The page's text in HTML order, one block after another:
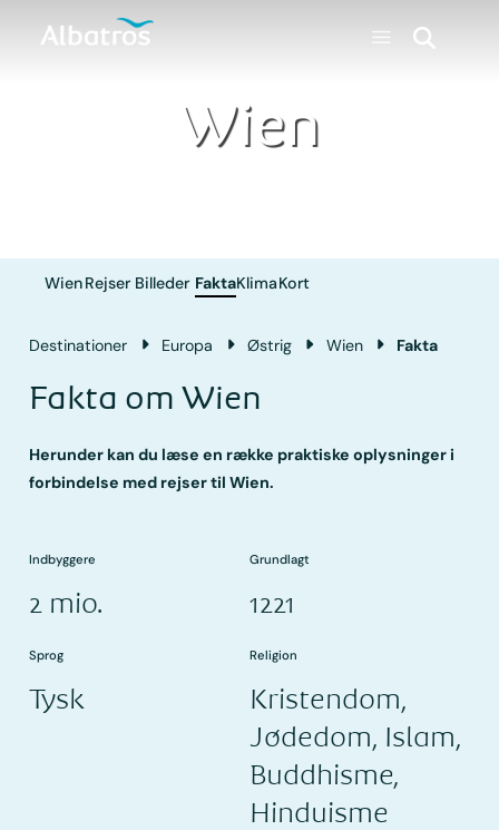
Wien
WienRejser Billeder FaktaKlimaKort
Destinationer Europa Østrig Wien Fakta
Fakta om Wien
Herunder kan du læse en række praktiske oplysninger i
forbindelse med rejser til Wien.
Indbyggere
2 mio.
Grundlagt
1221
Sprog
Tysk
Religion
Kristendom,
Jødedom, Islam,
Buddhisme,
Hinduisme